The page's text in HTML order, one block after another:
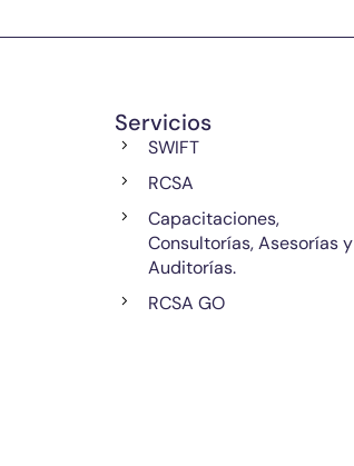
Servicios
SWIFT
RCSA
Capacitaciones,
Consultorías, Asesorías y
Auditorías.
RCSA GO